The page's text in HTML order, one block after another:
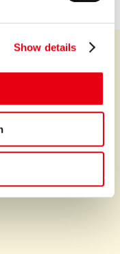
Show details